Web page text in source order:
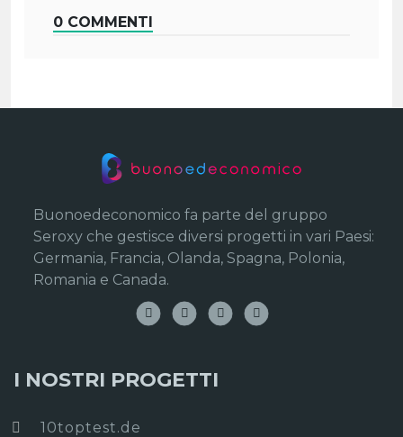
0 COMMENTI
Buonoedeconomico fa parte del gruppo
Seroxy che gestisce diversi progetti in vari Paesi:
Germania, Francia, Olanda, Spagna, Polonia,
Romania e Canada.
I NOSTRI PROGETTI
10toptest.de